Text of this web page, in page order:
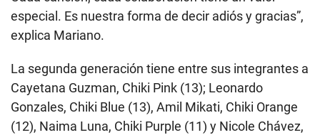
especial. Es nuestra forma de decir adiós y gracias”,
explica Mariano.
La segunda generación tiene entre sus integrantes a
Cayetana Guzman, Chiki Pink (13); Leonardo
Gonzales, Chiki Blue (13), Amil Mikati, Chiki Orange
(12), Naima Luna, Chiki Purple (11) y Nicole Chávez,